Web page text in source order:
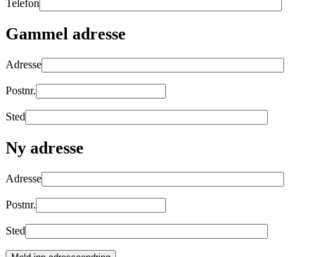
Telefon
Gammel adresse
Adresse
Postnr.
Sted
Ny adresse
Adresse
Postnr.
Sted